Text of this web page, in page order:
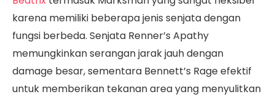
karena memiliki beberapa jenis senjata dengan
fungsi berbeda. Senjata Renner’s Apathy
memungkinkan serangan jarak jauh dengan
damage besar, sementara Bennett’s Rage efektif
untuk memberikan tekanan area yang menyulitkan